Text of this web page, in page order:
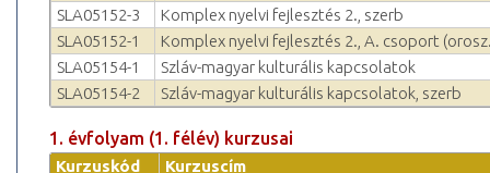
SLA05152-3
Komplex nyelvi fejlesztés 2., szerb
SLA05152-1
Komplex nyelvi fejlesztés 2., A. csoport
SLA05154-1
Szláv-magyar kulturális kapcsolatok
SLA05154-2
Szláv-magyar kulturális kapcsolatok, szerb
1. évfolyam (1. félév) kurzusai
Kurzuskód
Kurzuscím